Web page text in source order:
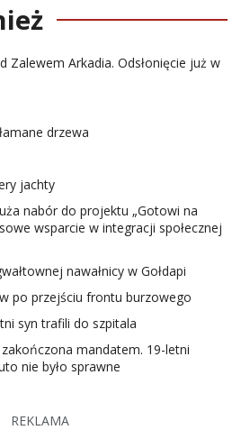
Zalewem Arkadia. Odsłonięcie już w
drzewa
jachty
nabór do projektu „Gotowi na
wsparcie w integracji społecznej
nawałnicy w Gołdapi
po przejściu frontu burzowego
syn trafili do szpitala
mandatem. 19-letni
nie było sprawne
REKLAMA